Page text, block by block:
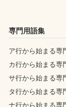
専門用語集
ア行から始まる専
カ行から始まる専
サ行から始まる専
タ行から始まる専
ナ行から始まる専